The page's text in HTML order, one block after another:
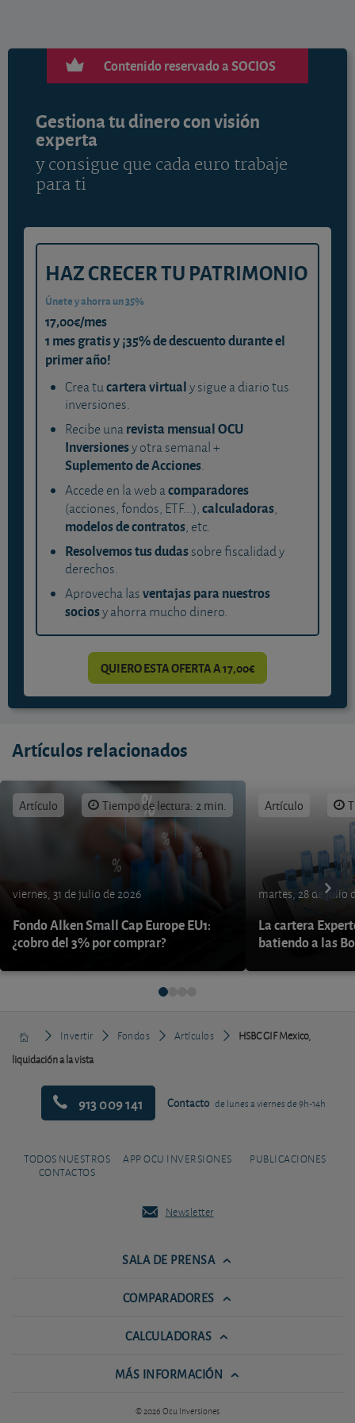
Contenido reservado a SOCIOS
Gestiona tu dinero con visión
experta
y consigue que cada euro trabaje
para ti
HAZ CRECER TU PATRIMONIO
Únete y ahorra un 35%
17,00€/mes
1 mes gratis y ¡35% de descuento durante el
primer año!
Crea tucartera virtualy sigue a diario tus
inversiones.
Recibe unarevista mensual OCU
Inversionesy otra semanal +
Suplemento de Acciones.
Accede en la web acomparadores
(acciones, fondos, ETF...),calculadoras,
modelos de contratos, etc.
Resolvemos tus dudassobre fiscalidad y
derechos.
Aprovecha lasventajas para nuestros
sociosy ahorra mucho dinero.
QUIERO ESTA OFERTA A 17,00€
Artículos relacionados
Artículo Tiempo de lectura: 2 min.
viernes, 31 de julio de 2026
Fondo Alken Small Cap Europe EU1:
¿cobro del 3% por comprar?
Artículo
martes, 28 de julio
La cartera
batiendo a las
Invertir Fondos Artículos
HSBC GIF Mexico,
liquidación a la vista
913 009 141 Contacto de lunes a viernes de 9h-14h
TODOS NUESTROS
CONTACTOS
APP OCU INVERSIONES PUBLICACIONES
Newsletter
SALA DE PRENSA
COMPARADORES
CALCULADORAS
MÁS INFORMACIÓN
© 2026 Ocu Inversiones